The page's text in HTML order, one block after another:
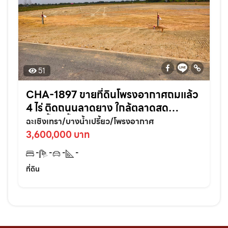
51
CHA-1897 ขายที่ดินโพรงอากาศถมแล้ว
4 ไร่ ติดถนนลาดยาง ใกล้ตลาดสด
บางน้ำเปรี้ยว-6กม. จ.ฉะเชิงเทรา
ฉะเชิงเทรา/บางน้ำเปรี้ยว/โพรงอากาศ
3,600,000 บาท
- - -
-
ที่ดิน